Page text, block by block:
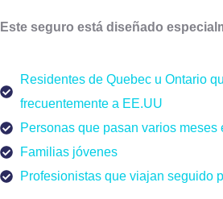
Este seguro está diseñado
Residentes de Quebec u Ontario
frecuentemente a EE.UU
Personas que pasan varios meses
Familias jóvenes
Profesionistas que viajan seguido